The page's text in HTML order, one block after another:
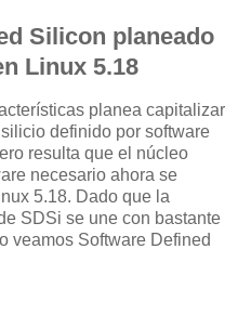
Silicon planeado
Linux 5.18
planea capitalizar
definido por software
resulta que el núcleo
necesario ahora se
5.18. Dado que la
SDSi se une con bastante
veamos Software Defined